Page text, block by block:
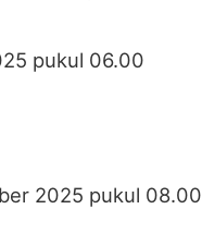
pukul 06.00
2025 pukul 08.00